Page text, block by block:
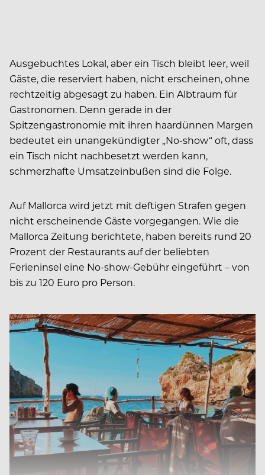
Ausgebuchtes Lokal, aber ein Tisch bleibt leer, weil
Gäste, die reserviert haben, nicht erscheinen, ohne
rechtzeitig abgesagt zu haben. Ein Albtraum für
Gastronomen. Denn gerade in der
Spitzengastronomie mit ihren haardünnen Margen
bedeutet ein unangekündigter „No-show“ oft, dass
ein Tisch nicht nachbesetzt werden kann,
schmerzhafte Umsatzeinbußen sind die Folge.
Auf Mallorca wird jetzt mit deftigen Strafen gegen
nicht erscheinende Gäste vorgegangen. Wie die
Mallorca Zeitung berichtete, haben bereits rund 20
Prozent der Restaurants auf der beliebten
Ferieninsel eine No-show-Gebühr eingeführt – von
bis zu 120 Euro pro Person.